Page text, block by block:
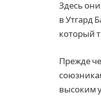
Здесь
в Утгард
который
Прежде
высоким